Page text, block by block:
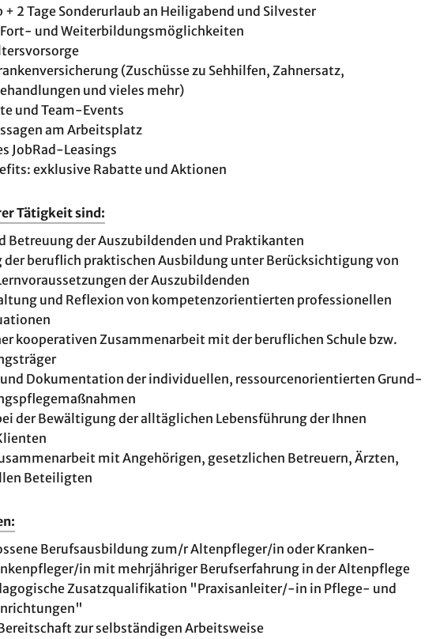
+ 2 Tage Sonderurlaub an Heiligabend und Silvester
und Weiterbildungsmöglichkeiten
(Zuschüsse zu Sehhilfen, Zahnersatz,
und vieles mehr)
und Team-Events
am Arbeitsplatz
JobRad-Leasings
exklusive Rabatte und Aktionen
Tätigkeit sind:
Betreuung der Auszubildenden und Praktikanten
beruflich praktischen Ausbildung unter Berücksichtigung von
der Auszubildenden
und Reflexion von kompetenzorientierten professionellen
kooperativen Zusammenarbeit mit der beruflichen Schule bzw.
Dokumentation der individuellen, ressourcenorientierten Grund-
der Bewältigung der alltäglichen Lebensführung der Ihnen
mit Angehörigen, gesetzlichen Betreuern, Ärzten,
Beteiligten
Berufsausbildung zum/r Altenpfleger/in oder Kranken-
in mit mehrjähriger Berufserfahrung in der Altenpflege
Zusatzqualifikation "Praxisanleiter/-in in Pflege- und
zur selbständigen Arbeitsweise